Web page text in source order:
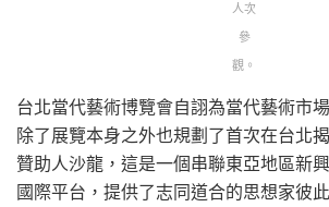
人次
參
觀。
台北當代藝術博覽會自詡為當代藝術市
除了展覽本身之外也規劃了首次在台北
贊助人沙龍，這是一個串聯東亞地區新
國際平台，提供了志同道合的思想家彼